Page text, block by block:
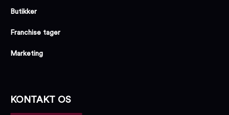
Butikker
Franchise tager
Marketing
KONTAKT OS